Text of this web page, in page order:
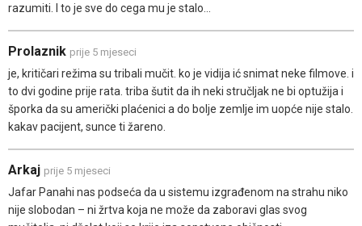
razumiti. I to je sve do cega mu je stalo...
Prolaznik prije 5 mjeseci
je, kritičari režima su tribali mučit. ko je vidija ić snimat neke filmove. i
to dvi godine prije rata. triba šutit da ih neki stručljak ne bi optužija i
šporka da su američki plaćenici a do bolje zemlje im uopće nije stalo.
kakav pacijent, sunce ti žareno.
Arkaj prije 5 mjeseci
Jafar Panahi nas podseća da u sistemu izgrađenom na strahu niko
nije slobodan – ni žrtva koja ne može da zaboravi glas svog